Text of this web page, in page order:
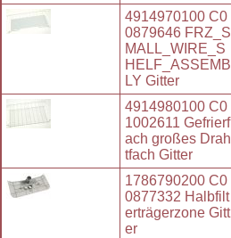
4914970100 C0
0879646 FRZ_S
MALL_WIRE_S
HELF_ASSEMB
LY Gitter
4914980100 C0
1002611 Gefrierf
ach großes Drah
tfach Gitter
1786790200 C0
0877332 Halbfilt
erträgerzone Gitt
er